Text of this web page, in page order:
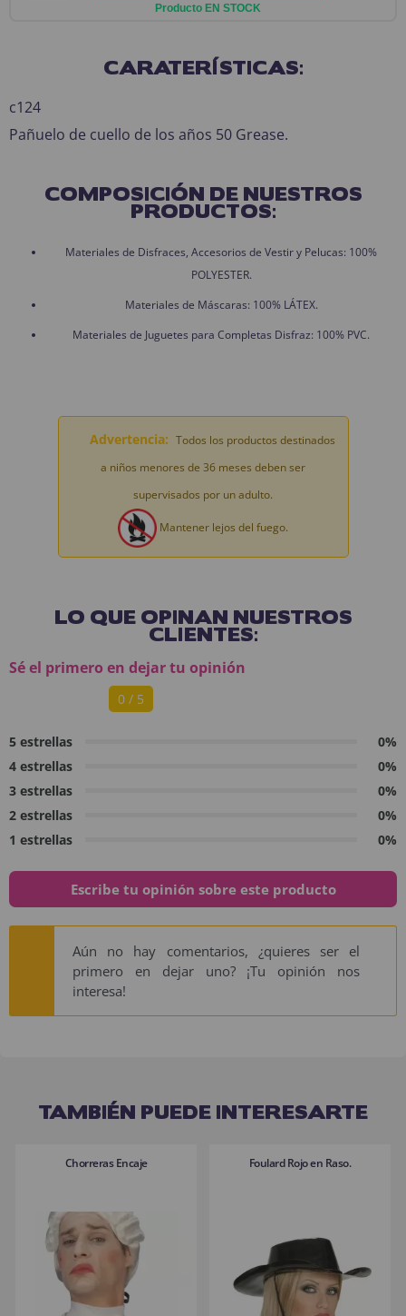
Producto EN STOCK
CARATERÍSTICAS:
c124
Pañuelo de cuello de los años 50 Grease.
COMPOSICIÓN DE NUESTROS
PRODUCTOS:
Materiales de Disfraces, Accesorios de Vestir y Pelucas: 100%
POLYESTER.
Materiales de Máscaras: 100% LÁTEX.
Materiales de Juguetes para Completas Disfraz: 100% PVC.
Advertencia: Todos los productos destinados
a niños menores de 36 meses deben ser
supervisados por un adulto.
Mantener lejos del fuego.
LO QUE OPINAN NUESTROS
CLIENTES:
Sé el primero en dejar tu opinión
0 / 5
5 estrellas
0%
4 estrellas
0%
3 estrellas
0%
2 estrellas
0%
1 estrellas
0%
Escribe tu opinión sobre este producto
Aún no hay comentarios, ¿quieres ser el
primero en dejar uno? ¡Tu opinión nos
interesa!
TAMBIÉN PUEDE INTERESARTE
Chorreras Encaje Foulard Rojo en Raso.